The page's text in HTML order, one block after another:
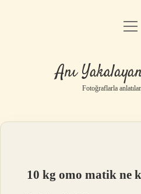
Yasal
Anı
Fotoğraflarla
10 kg omo matik ne